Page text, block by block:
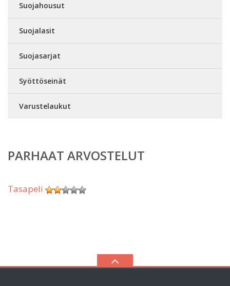
Suojahousut
Suojalasit
Suojasarjat
Syöttöseinät
Varustelaukut
PARHAAT ARVOSTELUT
Tasapeli